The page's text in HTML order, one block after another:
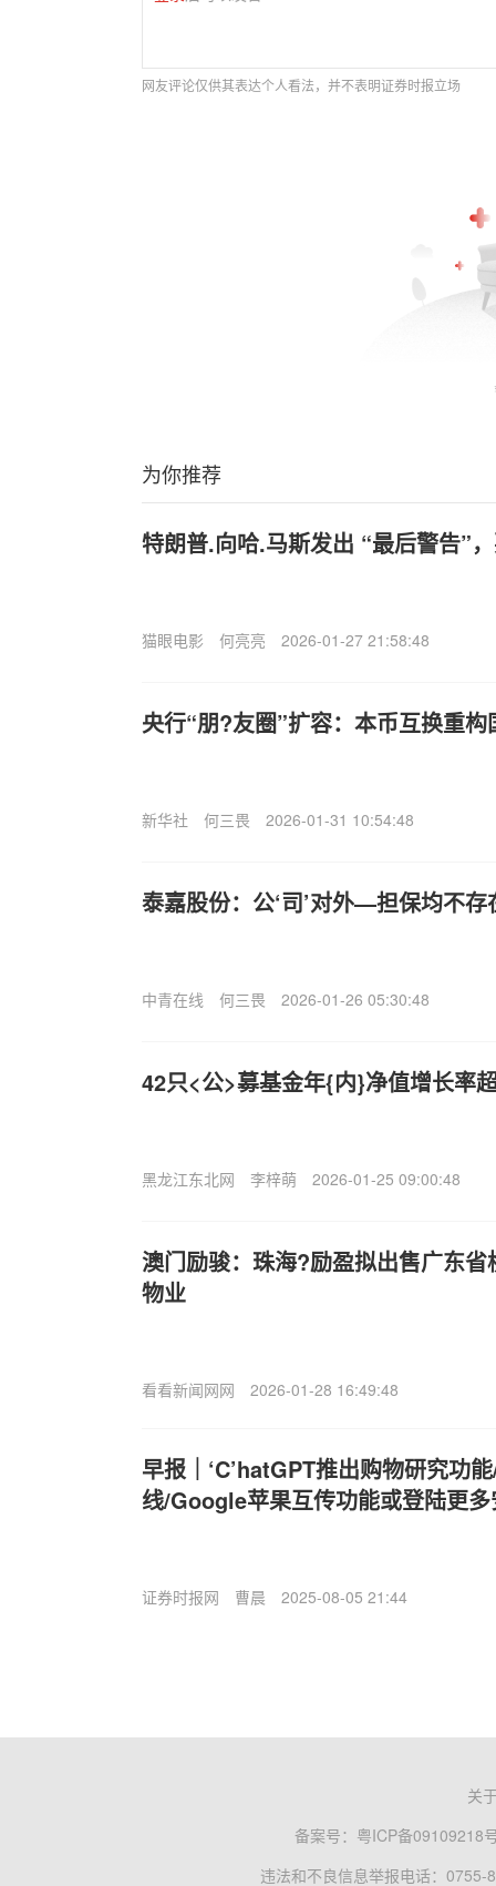
网友评论仅供其表达个人看法，并不表明证券时报立场
为你推荐
特朗普.向哈.马斯发出 “最后警告”
猫眼电影 何亮亮 2026-01-27 21:58:48
央行“朋?友圈”扩容：本币互换重
新华社 何三畏 2026-01-31 10:54:48
泰嘉股份：公‘司’对外—担保均不存
中青在线 何三畏 2026-01-26 05:30:48
42只<公>募基金年{内}净值增长率
黑龙江东北网 李梓萌 2026-01-25 09:00:48
澳门励骏：珠海?励盈拟出售广东
物业
看看新闻网网 2026-01-28 16:49:48
早报｜‘C’hatGPT推出购物研究功
线/Google苹果互传功能或登陆更
证券时报网 曹晨 2025-08-05 21:44
关
备案号： 粤ICP备09109218
违法和不良信息举报电话：0755-